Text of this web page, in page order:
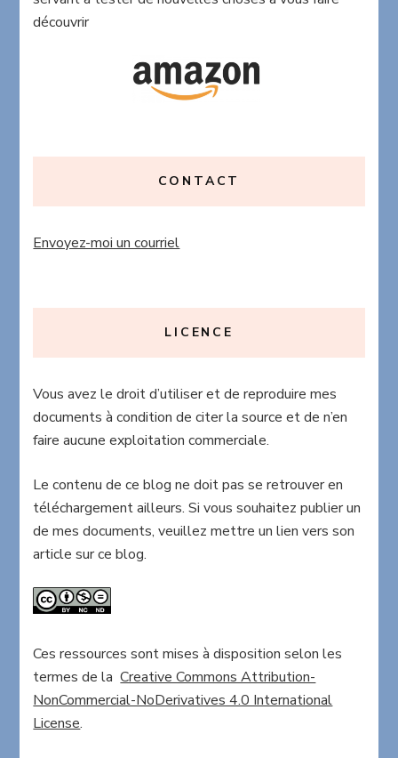
découvrir
CONTACT
Envoyez-moi un courriel
LICENCE
Vous avez le droit d’utiliser et de reproduire mes
documents à condition de citer la source et de n’en
faire aucune exploitation commerciale.
Le contenu de ce blog ne doit pas se retrouver en
téléchargement ailleurs. Si vous souhaitez publier un
de mes documents, veuillez mettre un lien vers son
article sur ce blog.
Ces ressources sont mises à disposition selon les
termes de laCreative Commons Attribution-
NonCommercial-NoDerivatives 4.0 International
License.